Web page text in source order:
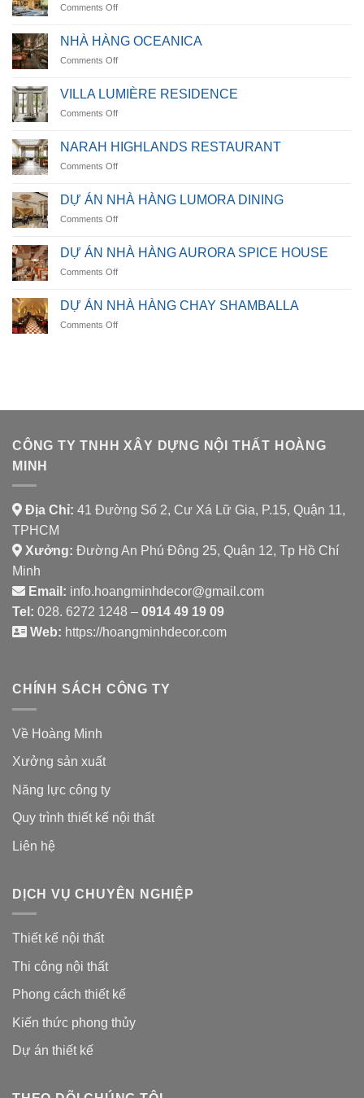
Comments Offon
Villa
NHÀ HÀNG OCEANICA
Comments Offon
HÀNG
OCEANICA
VILLA LUMIÈRE RESIDENCE
Comments Offon
LUMIÈRE
RESIDENCE
NARAH HIGHLANDS RESTAURANT
Comments Offon
HIGHLANDS
RESTAURANT
DỰ ÁN NHÀ HÀNG LUMORA DINING
Comments Offon
ÁN
NHÀ
HÀNG
DINING
DỰ ÁN NHÀ HÀNG AURORA SPICE HOUSE
Comments Offon
ÁN
NHÀ
HÀNG
DỰ ÁN NHÀ HÀNG CHAY SHAMBALLA
Comments Offon
CÔNG TY TNHH XÂY DỰNG NỘI THẤT HOÀNG
MINH
Địa Chỉ: 41 Đường Số 2, Cư Xá Lữ Gia, P.15, Quận 11,
TPHCM
Xưởng: Đường An Phú Đông 25, Quận 12, Tp Hồ Chí
Minh
Email: info.hoangminhdecor@gmail.com
Tel: 028. 6272 1248 – 0914 49 19 09
Web: https://hoangminhdecor.com
CHÍNH SÁCH CÔNG TY
Về Hoàng Minh
Xưởng sản xuất
Năng lực công ty
Quy trình thiết kế nội thất
Liên hệ
DỊCH VỤ CHUYÊN NGHIỆP
Thiết kế nội thất
Thi công nội thất
Phong cách thiết kế
Kiến thức phong thủy
Dự án thiết kế